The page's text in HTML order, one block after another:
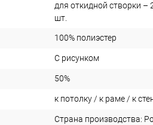
для откидной створки –
шт.
100% полиэстер
С рисунком
50%
к потолку / к раме / к
Страна производства: